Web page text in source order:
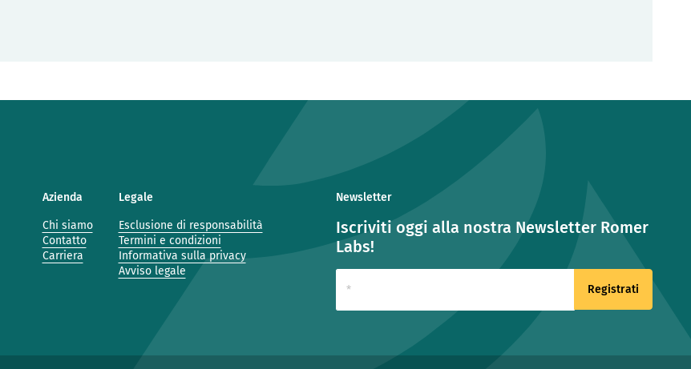
Azienda
Chi siamo
Contatto
Carriera
Legale
Esclusione di responsabilità
Termini e condizioni
Informativa sulla privacy
Avviso legale
Newsletter
Iscriviti oggi alla nostra Newsletter Romer
Labs!